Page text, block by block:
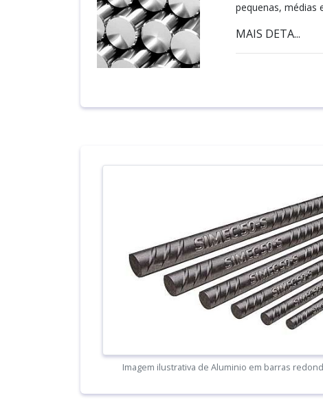
pequenas, médias
MAIS DETA...
Imagem ilustrativa de Aluminio em barras